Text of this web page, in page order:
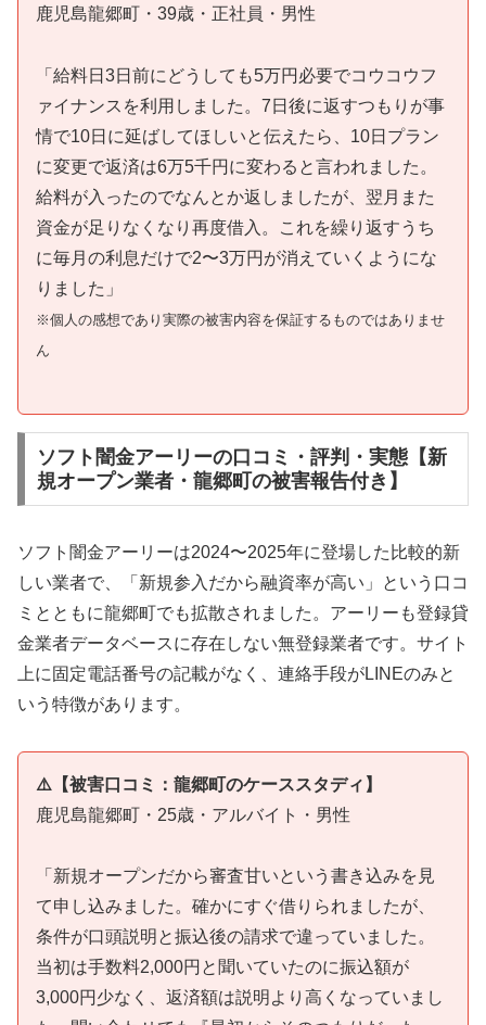
鹿児島龍郷町・39歳・正社員・男性
「給料日3日前にどうしても5万円必要でコウコウフ
ァイナンスを利用しました。7日後に返すつもりが事
情で10日に延ばしてほしいと伝えたら、10日プラン
に変更で返済は6万5千円に変わると言われました。
給料が入ったのでなんとか返しましたが、翌月また
資金が足りなくなり再度借入。これを繰り返すうち
に毎月の利息だけで2〜3万円が消えていくようにな
りました」
※個人の感想であり実際の被害内容を保証するものではありませ
ん
ソフト闇金アーリーの口コミ・評判・実態【新
規オープン業者・龍郷町の被害報告付き】
ソフト闇金アーリーは2024〜2025年に登場した比較的新
しい業者で、「新規参入だから融資率が高い」という口コ
ミとともに龍郷町でも拡散されました。アーリーも登録貸
金業者データベースに存在しない無登録業者です。サイト
上に固定電話番号の記載がなく、連絡手段がLINEのみと
いう特徴があります。
⚠️【被害口コミ：龍郷町のケーススタディ】
鹿児島龍郷町・25歳・アルバイト・男性
「新規オープンだから審査甘いという書き込みを見
て申し込みました。確かにすぐ借りられましたが、
条件が口頭説明と振込後の請求で違っていました。
当初は手数料2,000円と聞いていたのに振込額が
3,000円少なく、返済額は説明より高くなっていまし